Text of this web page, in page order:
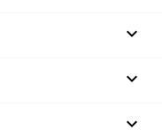


